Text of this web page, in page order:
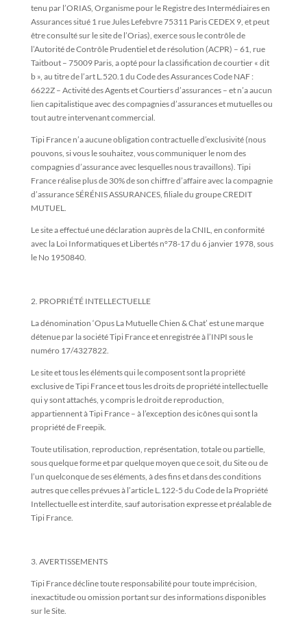
tenu par l’ORIAS, Organisme pour le Registre des Intermédiaires en
Assurances situé 1 rue Jules Lefebvre 75311 Paris CEDEX 9, et peut
être consulté sur le site de l’Orias), exerce sous le contrôle de
l’Autorité de Contrôle Prudentiel et de résolution (ACPR) – 61, rue
Taitbout – 75009 Paris, a opté pour la classification de courtier « dit
b », au titre de l’art L.520.1 du Code des Assurances Code NAF :
6622Z – Activité des Agents et Courtiers d’assurances – et n’a aucun
lien capitalistique avec des compagnies d’assurances et mutuelles ou
tout autre intervenant commercial.
Tipi France n’a aucune obligation contractuelle d’exclusivité (nous
pouvons, si vous le souhaitez, vous communiquer le nom des
compagnies d’assurance avec lesquelles nous travaillons). Tipi
France réalise plus de 30% de son chiffre d’affaire avec la compagnie
d’assurance SÉRÉNIS ASSURANCES, filiale du groupe CREDIT
MUTUEL.
Le site a effectué une déclaration auprès de la CNIL, en conformité
avec la Loi Informatiques et Libertés n°78-17 du 6 janvier 1978, sous
le No 1950840.
2. PROPRIÉTÉ INTELLECTUELLE
La dénomination ‘Opus La Mutuelle Chien & Chat’ est une marque
détenue par la société Tipi France et enregistrée à l’INPI sous le
numéro 17/4327822.
Le site et tous les éléments qui le composent sont la propriété
exclusive de Tipi France et tous les droits de propriété intellectuelle
qui y sont attachés, y compris le droit de reproduction,
appartiennent à Tipi France – à l’exception des icônes qui sont la
propriété de Freepik.
Toute utilisation, reproduction, représentation, totale ou partielle,
sous quelque forme et par quelque moyen que ce soit, du Site ou de
l’un quelconque de ses éléments, à des fins et dans des conditions
autres que celles prévues à l’article L.122-5 du Code de la Propriété
Intellectuelle est interdite, sauf autorisation expresse et préalable de
Tipi France.
3. AVERTISSEMENTS
Tipi France décline toute responsabilité pour toute imprécision,
inexactitude ou omission portant sur des informations disponibles
sur le Site.